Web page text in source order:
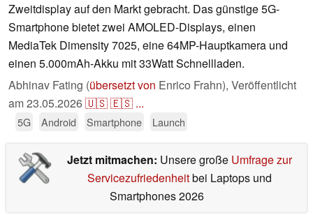
Zweitdisplay auf den Markt gebracht. Das günstige 5G-
Smartphone bietet zwei AMOLED-Displays, einen
MediaTek Dimensity 7025, eine 64MP-Hauptkamera und
einen 5.000mAh-Akku mit 33Watt Schnellladen.
Abhinav Fating (übersetzt von Enrico Frahn), Veröffentlicht
am23.05.2026🇺🇸🇪🇸 ...
5G Android Smartphone Launch
Jetzt mitmachen: Unsere große Umfrage zur
Servicezufriedenheitbei Laptops und
Smartphones 2026